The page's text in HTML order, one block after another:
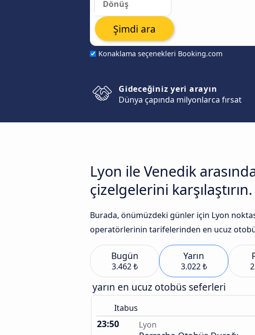
Konaklama seçenekleri Booking.com
Şimdi ara
Gideceğiniz yeri arayın
Dünya çapında milyonlarca fırsat
Lyon ile Venedik
çizelgelerini karşılaştırın.
Burada, önümüzdeki günler için Lyon
operatörlerinin tarifelerinden en ucuz
Bugün
3.462 ₺
Yarın
3.022 ₺
yarın en ucuz otobüs seferleri
Itabus
23:50 Lyon